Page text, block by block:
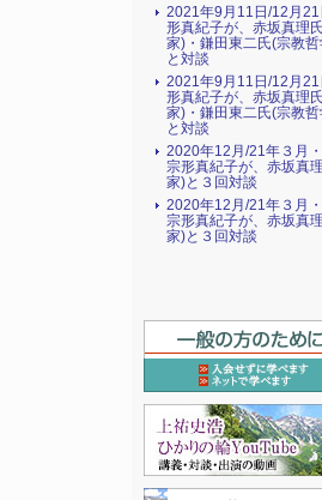
2021年9月11日/12月21
形真紀子が、赤坂真理
家)・鎌田東二氏(宗教
と対談
2021年9月11日/12月21
形真紀子が、赤坂真理
家)・鎌田東二氏(宗教
と対談
2020年12月/21年３月・
宗形真紀子が、赤坂真
家)と３回対談
2020年12月/21年３月・
宗形真紀子が、赤坂真
家)と３回対談